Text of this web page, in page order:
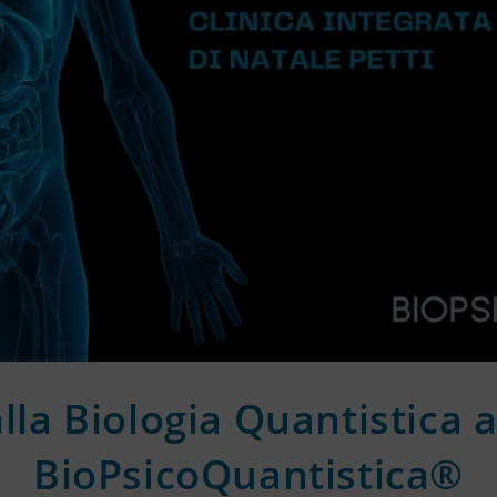
Biologia Quantistica
BioPsicoQuantistica®